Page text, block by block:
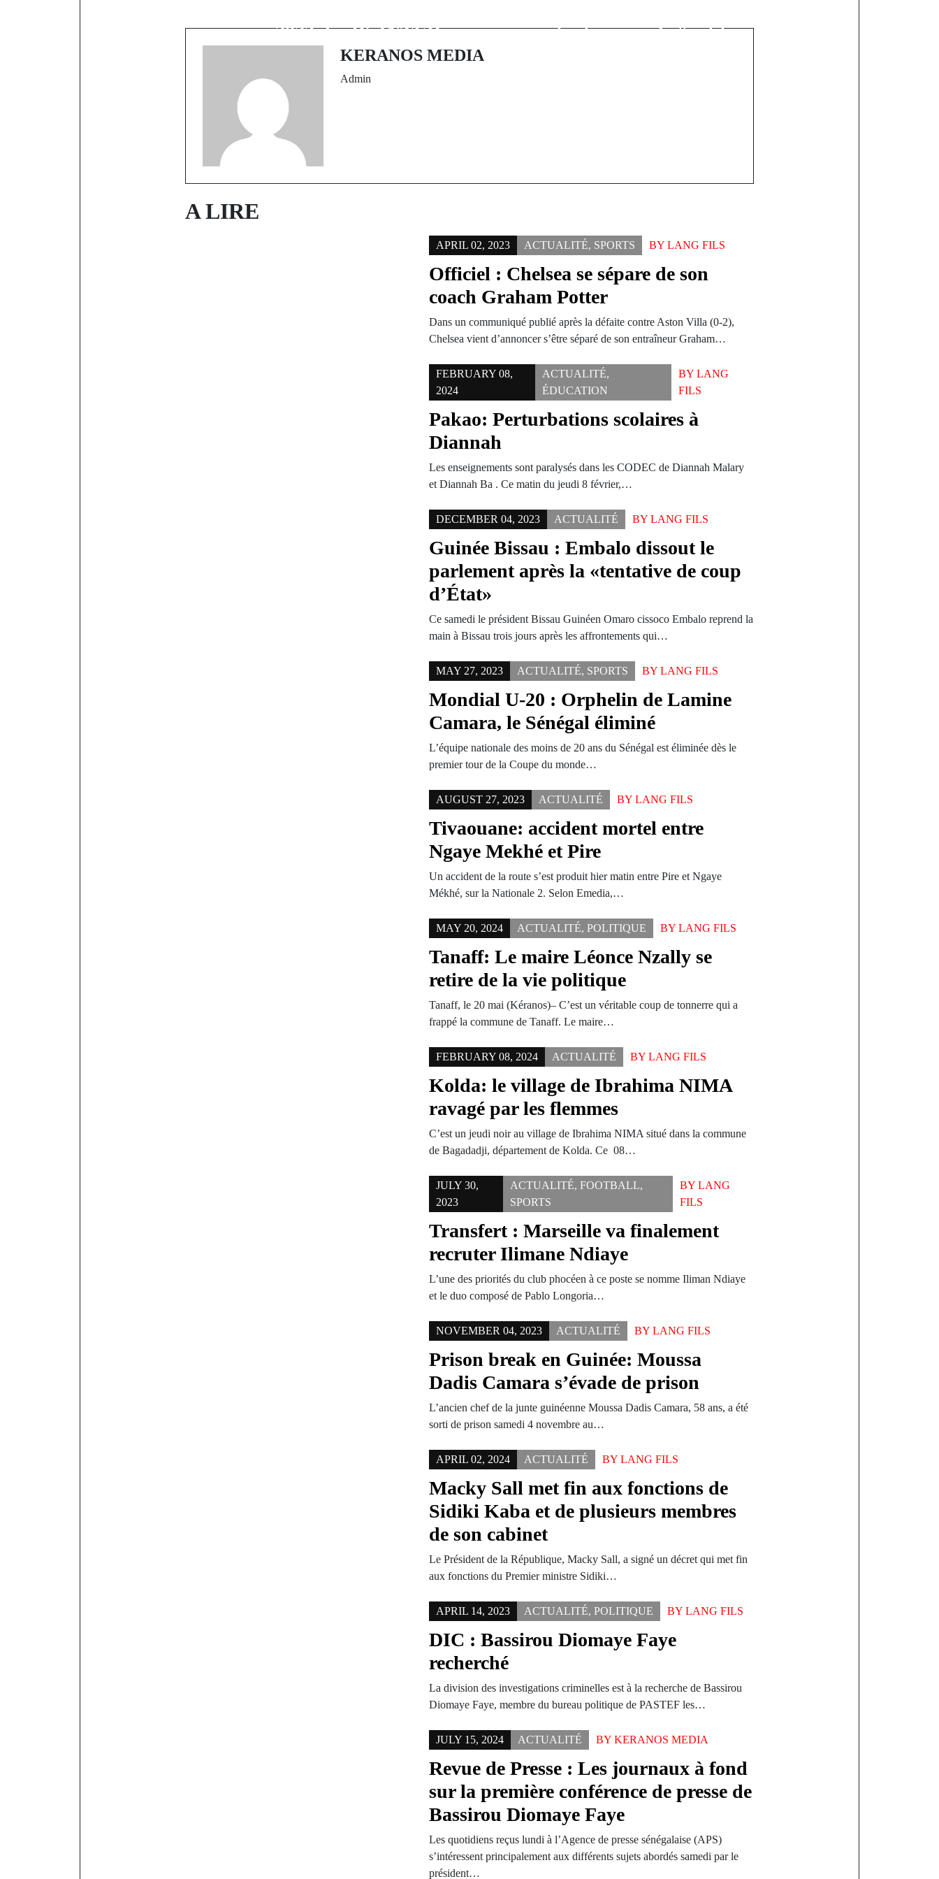
janvier 2023 de rfK INTER
présentant comme le "petit
KERANOS MEDIA
Admin
A LIRE
APRIL 02, 2023 ACTUALITÉ, SPORTS BYLANG FILS
Officiel : Chelsea se sépare de son
coach Graham Potter
Dans un communiqué publié après la défaite contre Aston Villa (0-2),
Chelsea vient d’annoncer s’être séparé de son entraîneur Graham…
FEBRUARY 08,
2024
ACTUALITÉ,
ÉDUCATION
BY LANG
FILS
Pakao: Perturbations scolaires à
Diannah
Les enseignements sont paralysés dans les CODEC de Diannah Malary
et Diannah Ba . Ce matin du jeudi 8 février,…
DECEMBER 04, 2023 ACTUALITÉ BYLANG FILS
Guinée Bissau : Embalo dissout le
parlement après la «tentative de coup
d’État»
Ce samedi le président Bissau Guinéen Omaro cissoco Embalo reprend la
main à Bissau trois jours après les affrontements qui…
MAY 27, 2023 ACTUALITÉ, SPORTS BYLANG FILS
Mondial U-20 : Orphelin de Lamine
Camara, le Sénégal éliminé
L’équipe nationale des moins de 20 ans du Sénégal est éliminée dès le
premier tour de la Coupe du monde…
AUGUST 27, 2023 ACTUALITÉ BYLANG FILS
Tivaouane: accident mortel entre
Ngaye Mekhé et Pire
Un accident de la route s’est produit hier matin entre Pire et Ngaye
Mékhé, sur la Nationale 2. Selon Emedia,…
MAY 20, 2024 ACTUALITÉ,POLITIQUE BYLANG FILS
Tanaff: Le maire Léonce Nzally se
retire de la vie politique
Tanaff, le 20 mai (Kéranos)– C’est un véritable coup de tonnerre qui a
frappé la commune de Tanaff. Le maire…
FEBRUARY 08, 2024 ACTUALITÉ BYLANG FILS
Kolda: le village de Ibrahima NIMA
ravagé par les flemmes
C’est un jeudi noir au village de Ibrahima NIMA situé dans la commune
de Bagadadji, département de Kolda. Ce 08…
JULY 30,
2023
ACTUALITÉ, FOOTBALL,
SPORTS
BY LANG
FILS
Transfert : Marseille va finalement
recruter Ilimane Ndiaye
L’une des priorités du club phocéen à ce poste se nomme Iliman Ndiaye
et le duo composé de Pablo Longoria…
NOVEMBER 04, 2023 ACTUALITÉ BYLANG FILS
Prison break en Guinée: Moussa
Dadis Camara s’évade de prison
L’ancien chef de la junte guinéenne Moussa Dadis Camara, 58 ans, a été
sorti de prison samedi 4 novembre au…
APRIL 02, 2024 ACTUALITÉ BYLANG FILS
Macky Sall met fin aux fonctions de
Sidiki Kaba et de plusieurs membres
de son cabinet
Le Président de la République, Macky Sall, a signé un décret qui met fin
aux fonctions du Premier ministre Sidiki…
APRIL 14, 2023 ACTUALITÉ,POLITIQUE BYLANG FILS
DIC : Bassirou Diomaye Faye
recherché
La division des investigations criminelles est à la recherche de Bassirou
Diomaye Faye, membre du bureau politique de PASTEF les…
JULY 15, 2024 ACTUALITÉ BYKERANOS MEDIA
Revue de Presse : Les journaux à fond
sur la première conférence de presse de
Bassirou Diomaye Faye
Les quotidiens reçus lundi à l’Agence de presse sénégalaise (APS)
s’intéressent principalement aux différents sujets abordés samedi par le
président…